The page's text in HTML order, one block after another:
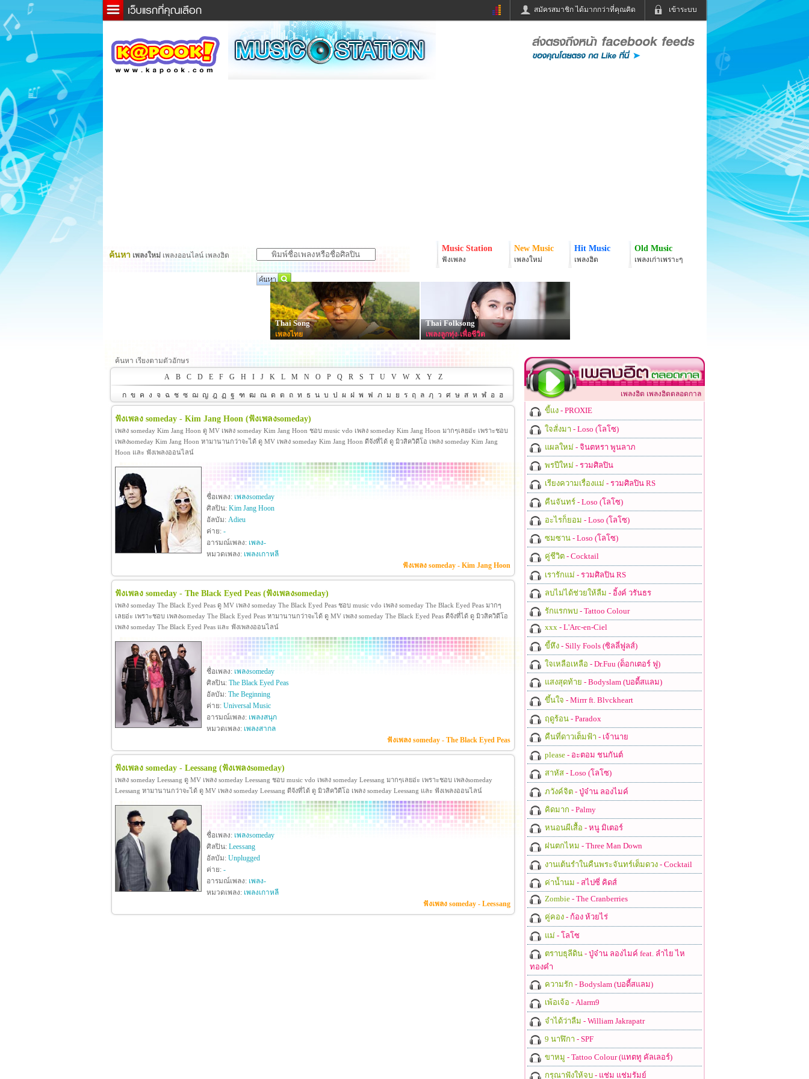
เข้าระบบ
สมัครสมาชิก ได้มากกว่าที่คุณคิด
ข่าวด่วน ข่าวสั้น
ละคร
หนังใหม่
ฟังวิทยุออนไลน์
หมากรุกไทย
Email
ค้นหา เพลงใหม่ เพลงออนไลน์ เพลงฮิต
Music Station
ฟังเพลง
New Music
เพลงใหม่
Hit Music
เพลงฮิต
Old Music
เพลงเก่าเพราะๆ
Thai Song
เพลงไทย
Thai Folksong
เพลงลูกทุ่ง-เพื่อชีวิต
ค้นหา เรียงตามตัวอักษร
A
B C D E F G H I J K L M N O P Q R S T U V W X Y Z
ก ข ค ง จ ฉ ช ซ ฌ ญ ฎ ฏ ฐ ฑ ฒ ณ ด ต ถ ท ธ น บ ป ผ ฝ พ ฟ ภ ม ย ร ฤ ล ฦ ว ศ ษ ส ห ฬ อ ฮ
ฟังเพลง someday - Kim Jang Hoon (ฟังเพลงsomeday)
เพลง someday Kim Jang Hoon ดู MV เพลง someday Kim Jang Hoon ชอบ music vdo เพลง someday Kim Jang Hoon มากๆเลยอ่ะ เพราะชอบ
เพลงsomeday Kim Jang Hoon หามานานกว่าจะได้ ดู MV เพลง someday Kim Jang Hoon ดีจังที่ได้ ดู มิวสิควิดีโอ เพลง someday Kim Jang
Hoon และ ฟังเพลงออนไลน์
ชื่อเพลง: เพลงsomeday
ศิลปิน: Kim Jang Hoon
อัลบัม: Adieu
ค่าย: -
อารมณ์เพลง: เพลง-
หมวดเพลง: เพลงเกาหลี
ฟังเพลง someday - Kim Jang Hoon
ฟังเพลง someday - The Black Eyed Peas (ฟังเพลงsomeday)
เพลง someday The Black Eyed Peas ดู MV เพลง someday The Black Eyed Peas ชอบ music vdo เพลง someday The Black Eyed Peas มากๆ
เลยอ่ะ เพราะชอบ เพลงsomeday The Black Eyed Peas หามานานกว่าจะได้ ดู MV เพลง someday The Black Eyed Peas ดีจังที่ได้ ดู มิวสิควิดีโอ
เพลง someday The Black Eyed Peas และ ฟังเพลงออนไลน์
ชื่อเพลง: เพลงsomeday
ศิลปิน: The Black Eyed Peas
อัลบัม: The Beginning
ค่าย: Universal Music
อารมณ์เพลง: เพลงสนุก
หมวดเพลง: เพลงสากล
ฟังเพลง someday - The Black Eyed Peas
ฟังเพลง someday - Leessang (ฟังเพลงsomeday)
เพลง someday Leessang ดู MV เพลง someday Leessang ชอบ music vdo เพลง someday Leessang มากๆเลยอ่ะ เพราะชอบ เพลงsomeday
Leessang หามานานกว่าจะได้ ดู MV เพลง someday Leessang ดีจังที่ได้ ดู มิวสิควิดีโอ เพลง someday Leessang และ ฟังเพลงออนไลน์
ชื่อเพลง: เพลงsomeday
ศิลปิน: Leessang
อัลบัม: Unplugged
ค่าย: -
อารมณ์เพลง: เพลง-
หมวดเพลง: เพลงเกาหลี
ฟังเพลง someday - Leessang
เพลงฮิต เพลงฮิตตลอดกาล
ขี้แง- PROXIE
ใจสั่งมา - Loso (โลโซ)
แผลใหม่ - จินตหรา พูนลาภ
พรปีใหม่ - รวมศิลปิน
เรียงความเรื่องแม่ - รวมศิลปิน RS
คืนจันทร์- Loso (โลโซ)
อะไรก็ยอม - Loso (โลโซ)
ซมซาน- Loso (โลโซ)
คู่ชีวิต- Cocktail
เรารักแม่ - รวมศิลปิน RS
ลบไม่ได้ช่วยให้ลืม - อิ้งค์ วรันธร
รักแรกพบ- Tattoo Colour
xxx- L'Arc-en-Ciel
ขี้หึง- Silly Fools (ซิลลี่ฟูลส์)
ใจเหลือเหลือ - Dr.Fuu (ด็อกเตอร์ ฟู)
แสงสุดท้าย - Bodyslam (บอดี้สแลม)
ขึ้นใจ - Mirrr ft. Blvckheart
ฤดูร้อน- Paradox
คืนที่ดาวเต็มฟ้า - เจ้านาย
please- อะตอม ชนกันต์
สาหัส- Loso (โลโซ)
ภวังค์จิต- ปู่จ๋าน ลองไมค์
คิดมาก - Palmy
หนอนผีเสื้อ - หนู มิเตอร์
ฝนตกไหม - Three Man Down
งานเต้นรำในคืนพระจันทร์เต็มดวง- Cocktail
ค่าน้ำนม - สไปซี่ คิดส์
Zombie- The Cranberries
คู่คอง- ก้อง ห้วยไร่
แม่ - โลโซ
ตราบธุลีดิน- ปู่จ๋าน ลองไมค์ feat. ลำไย ไห
ทองคำ
ความรัก - Bodyslam (บอดี้สแลม)
เพ้อเจ้อ - Alarm9
จำได้ว่าลืม - William Jakrapatr
9 นาฬิกา - SPF
ขาหมู - Tattoo Colour (แทตทู คัลเลอร์)
กรุณาฟังให้จบ- แช่ม แช่มรัมย์